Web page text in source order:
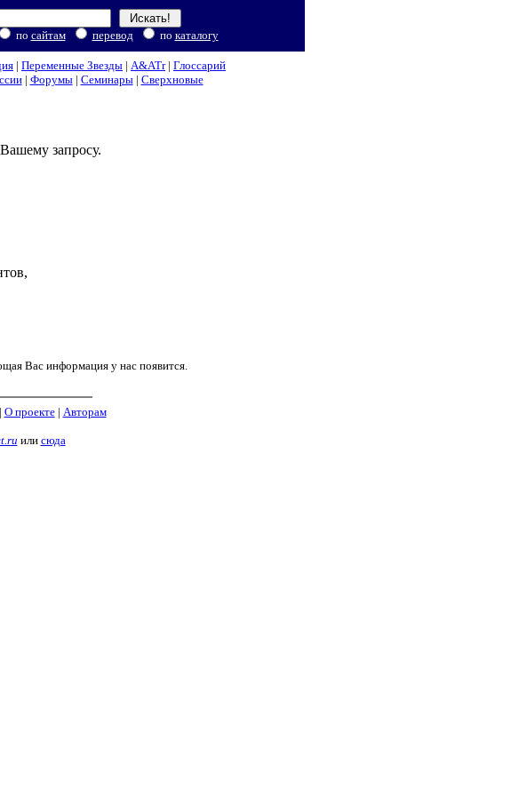
по сайтам перевод по каталогу
| Переменные Звезды | A&ATr| Глоссарий
| Форумы| Семинары| Сверхновые
запросу.
Вас информация у нас появится.
О проекте| Авторам
или сюда